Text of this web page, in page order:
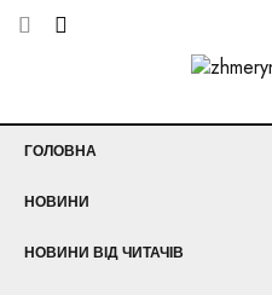
ГОЛОВНА
НОВИНИ
НОВИНИ ВІД ЧИТАЧІВ